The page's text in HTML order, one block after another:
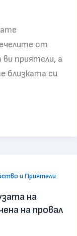
от
приятели, а
близката си
и Приятели
на
на провал